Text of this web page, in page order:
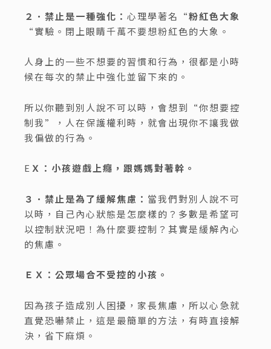
２．禁止是一種強化： 心理學著名“粉紅色大象
“實驗。閉上眼睛千萬不要想粉紅色的大象。
人身上的一些不想要的習慣和行為，很都是小時
候在每次的禁止中強化並留下來的。
所以你聽到別人說不可以時，會想到“你想要控
制我”，人在保護權利時，就會出現你不讓我做
我偏做的行為。
EＸ：小孩遊戲上癮，跟媽媽對著幹。
３．禁止是為了緩解焦慮： 當我們對別人說不可
以時，自己內心狀態是怎麼樣的？多數是希望可
以控制狀況吧！為什麼要控制？其實是緩解內心
的焦慮。
ＥＸ：公眾場合不受控的小孩。
因為孩子造成別人困擾，家長焦慮，所以心急就
直覺恐嚇禁止，這是最簡單的方法，有時直接解
決，省下麻煩。